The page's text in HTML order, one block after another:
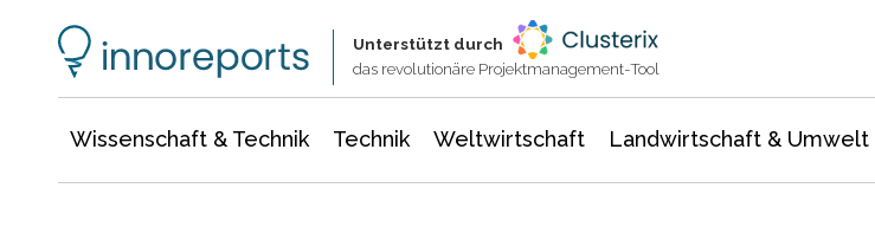
Unterstützt durch
das revolutionäre Projektmanagement-Tool
Wissenschaft & Technik Technik Weltwirtschaft Landwirtschaft & Umwelt